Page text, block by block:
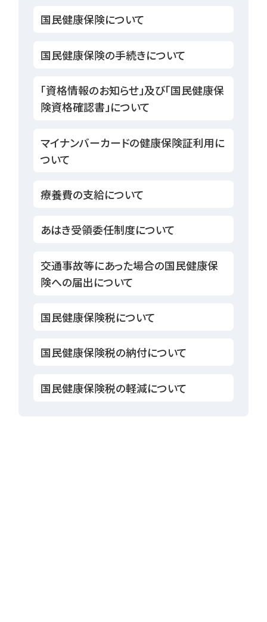
国民健康保険について
国民健康保険の手続きについて
「資格情報のお知らせ」及び「国民健康保
険資格確認書」について
マイナンバーカードの健康保険証利用に
ついて
療養費の支給について
あはき受領委任制度について
交通事故等にあった場合の国民健康保
険への届出について
国民健康保険税について
国民健康保険税の納付について
国民健康保険税の軽減について